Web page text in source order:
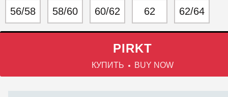
56/58 58/60 60/62 62 62/64
PIRKT
КУПИТЬ BUY NOW